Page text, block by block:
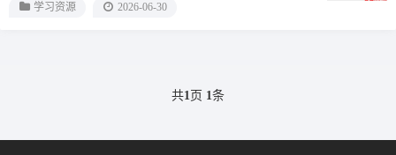
学习资源 2026-06-30
共1页 1条